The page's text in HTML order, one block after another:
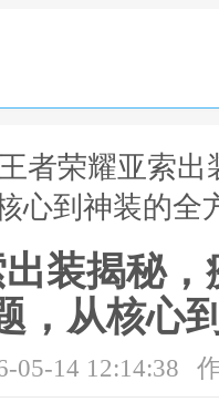
者荣耀亚索
心到神装的全
装揭秘
，从核心
05-14 12:14:38